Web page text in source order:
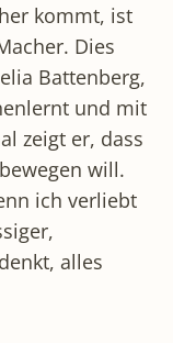
kommt, ist
Dies
Battenberg,
und mit
zeigt er, dass
will.
ich verliebt
alles